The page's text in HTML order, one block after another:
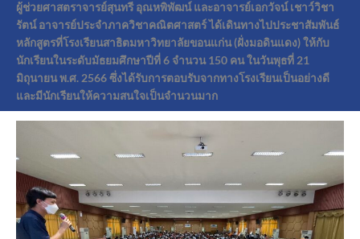
ผู้ช่วยศาสตราจารย์สุนทรี อุณหพิพัฒน์ และอาจารย์เอกวัจน์ เชาว์วิชา
รัตน์ อาจารย์ประจำภาควิชาคณิตศาสตร์ ได้เดินทางไปประชาสัมพันธ์
หลักสูตรที่โรงเรียนสาธิตมหาวิทยาลัยขอนแก่น (ฝั่งมอดินแดง) ให้กับ
นักเรียนในระดับมัธยมศึกษาปีที่ 6 จำนวน 150 คน ในวันพุธที่ 21
มิถุนายน พ.ศ. 2566 ซึ่งได้รับการตอบรับจากทางโรงเรียนเป็นอย่างดี
และมีนักเรียนให้ความสนใจเป็นจำนวนมาก
ศาสตราจารย์
สุนทรี
อุณห
พิพัฒน์